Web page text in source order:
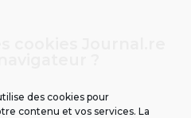
des cookies pour
contenu et vos services. La